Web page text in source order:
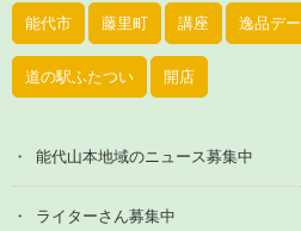
能代市 藤里町 講座 逸品デー
道の駅ふたつい 開店
能代山本地域のニュース募集中
ライターさん募集中